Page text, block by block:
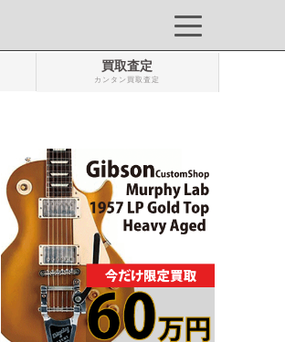
買取査定
カンタン買取査定